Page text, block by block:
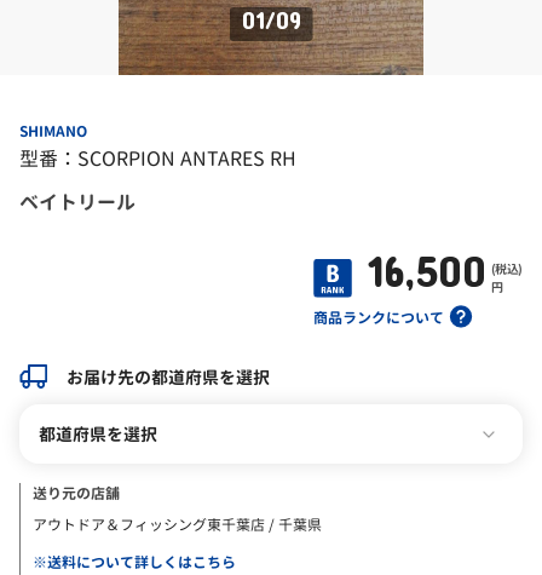
01/09
SHIMANO
型番：SCORPION ANTARES RH
ベイトリール
商品ランクについて
16,500 (税込)
円
お届け先の都道府県を選択
都道府県を選択
送り元の店舗
アウトドア＆フィッシング東千葉店 / 千葉県
※送料について詳しくはこちら